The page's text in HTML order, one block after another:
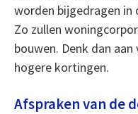
worden bijgedragen in
Zo zullen
bouwen. Denk dan
hogere kortingen.
Afspraken van de